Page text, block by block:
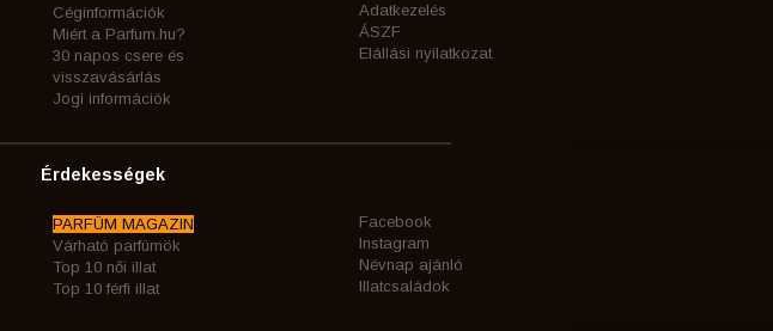
Céginformációk
Miért a Parfum.hu?
30 napos csere és
visszavásárlás
Jogi információk
Adatkezelés
ÁSZF
Elállási nyilatkozat
Érdekességek
PARFÜM MAGAZIN
Várható parfümök
Top 10 női illat
Top 10 férfi illat
Facebook
Instagram
Névnap ajánló
Illatcsaládok